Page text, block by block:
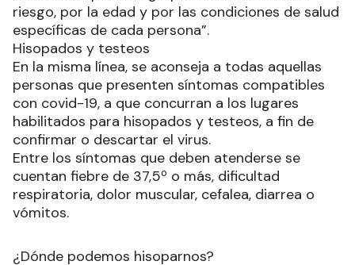
riesgo, por la edad y por las condiciones de salud
específicas de cada persona”.
Hisopados y testeos
En la misma línea, se aconseja a todas aquellas
personas que presenten síntomas compatibles
con covid-19, a que concurran a los lugares
habilitados para hisopados y testeos, a fin de
confirmar o descartar el virus.
Entre los síntomas que deben atenderse se
cuentan fiebre de 37,5º o más, dificultad
respiratoria, dolor muscular, cefalea, diarrea o
vómitos.
¿Dónde podemos hisoparnos?